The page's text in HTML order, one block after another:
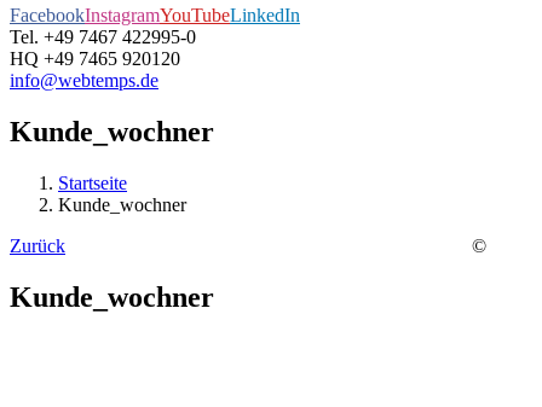
FacebookInstagramYouTubeLinkedIn
Tel. +49 7467 422995-0
HQ +49 7465 920120
info@webtemps.de
Kunde_wochner
Startseite
Kunde_wochner
Zurück
Kunde_wochner
©